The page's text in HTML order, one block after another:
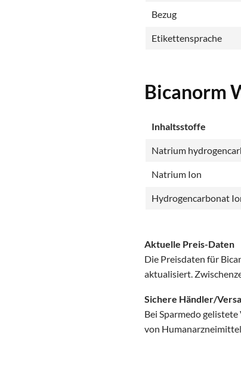
Bezug
Etikettensprache
Bicanorm
Inhaltsstoffe
Natrium
Natrium Ion
Hydrogencarbonat
Aktuelle Preis-Daten
Die Preisdaten für
aktualisiert.
Sichere Händler/
Bei Sparmedo
von